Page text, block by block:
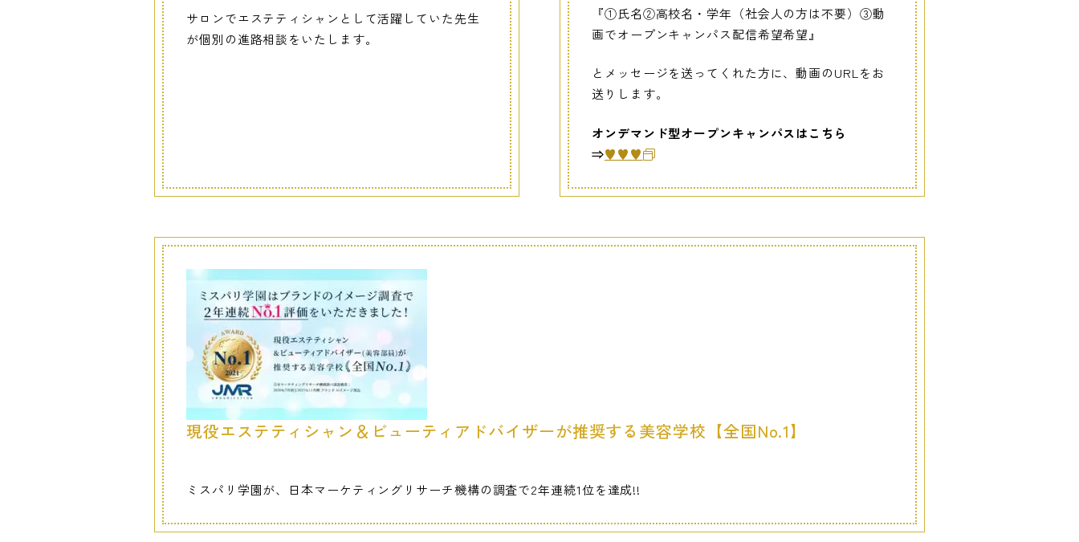
サロンでエステティシャンとして活躍していた先生
が個別の進路相談をいたします。
『①氏名②高校名・学年（社会人の方は不要）③動
画でオープンキャンパス配信希望希望』
とメッセージを送ってくれた方に、動画のURLをお
送りします。
オンデマンド型オープンキャンパスはこちら
⇒♥♥♥
現役エステティシャン＆ビューティアドバイザーが推奨する美容学校【全国No.1】
ミスパリ学園が、日本マーケティングリサーチ機構の調査で2年連続1位を達成!!